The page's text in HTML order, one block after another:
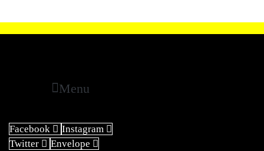
Menu
Facebook
Instagram
Twitter
Envelope